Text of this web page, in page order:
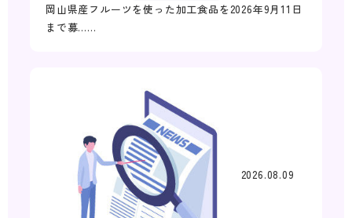
岡山県産フルーツを使った加工食品を2026年9月11日
まで募……
2026.08.09